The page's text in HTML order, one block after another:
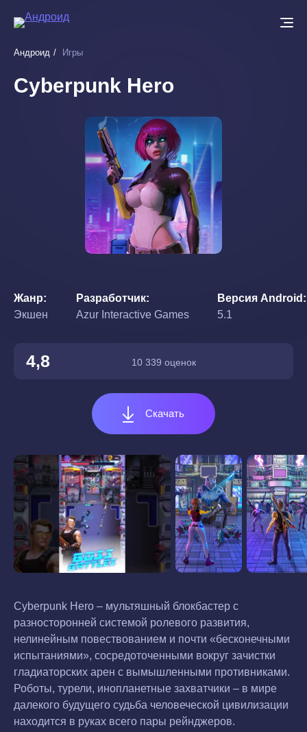
основному
Андроид Игры
Cyberpunk Hero
Жанр
Экшен
Разработчик
Azur Interactive Games
Версия Android
5.1
4,8 10 339 оценок
Скачать
Cyberpunk Hero – мультяшный блокбастер с
разносторонней системой ролевого развития,
нелинейным повествованием и почти «бесконечными
испытаниями», сосредоточенными вокруг зачистки
гладиаторских арен с вымышленными противниками.
Роботы, турели, инопланетные захватчики – в мире
далекого будущего судьба человеческой цивилизации
находится в руках всего пары рейнджеров.